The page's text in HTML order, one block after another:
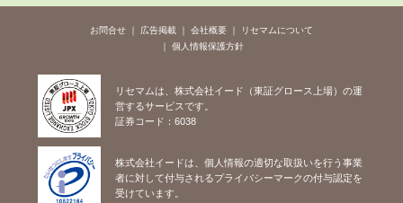
お問合せ 広告掲載 会社概要
リセマムについて
個人情報保護方針
リセマムは、株式会社イード（東証グロース上場）の運
営するサービスです。
証券コード：6038
株式会社イードは、個人情報の適切な取扱いを行う事業
者に対して付与されるプライバシーマークの付与認定を
受けています。